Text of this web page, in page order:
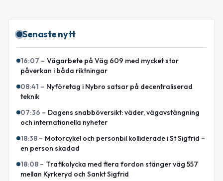
Senaste nytt
16:07 – Vägarbete på Väg 609 med mycket stor
påverkan i båda riktningar
08:41 – Nyföretag i Nybro satsar på decentraliserad
teknik
07:36 – Dagens snabböversikt: väder, vägavstängning
och internationella nyheter
18:38 – Motorcykel och personbil kolliderade i St Sigfrid –
en person skadad
18:08 – Trafikolycka med flera fordon stänger väg 557
mellan Kyrkeryd och Sankt Sigfrid